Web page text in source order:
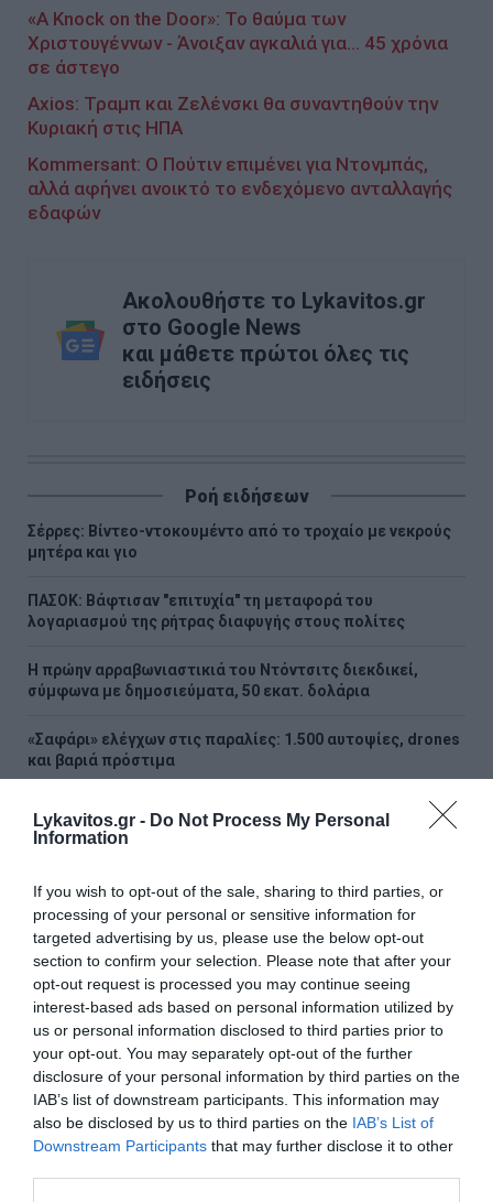
Lykavitos.gr - Do Not Process My Personal
Information
If you wish to opt-out of the sale, sharing to third parties, or
processing of your personal or sensitive information for
targeted advertising by us, please use the below opt-out
section to confirm your selection. Please note that after your
opt-out request is processed you may continue seeing
interest-based ads based on personal information utilized by
us or personal information disclosed to third parties prior to
your opt-out. You may separately opt-out of the further
disclosure of your personal information by third parties on the
IAB’s list of downstream participants. This information may
also be disclosed by us to third parties on the IAB’s List of
Downstream Participants that may further disclose it to other
«A Knock on the Door»: To θαύμα των
Χριστουγέννων - Άνοιξαν αγκαλιά για... 45 χρόνια
σε άστεγο
Axios: Τραμπ και Ζελένσκι θα συναντηθούν την
Κυριακή στις ΗΠΑ
Kommersant: Ο Πούτιν επιμένει για Ντονμπάς,
αλλά αφήνει ανοικτό το ενδεχόμενο ανταλλαγής
εδαφών
Ακολουθήστε το Lykavitos.gr
στο Google News
και μάθετε πρώτοι όλες τις
ειδήσεις
Ροή ειδήσεων
Σέρρες: Βίντεο-ντοκουμέντο από το τροχαίο με νεκρούς
μητέρα και γιο
ΠΑΣΟΚ: Βάφτισαν "επιτυχία" τη μεταφορά του
λογαριασμού της ρήτρας διαφυγής στους πολίτες
Η πρώην αρραβωνιαστικιά του Ντόντσιτς διεκδικεί,
σύμφωνα με δημοσιεύματα, 50 εκατ. δολάρια
«Σαφάρι» ελέγχων στις παραλίες: 1.500 αυτοψίες, drones
και βαριά πρόστιμα
παραμένουν ανολοκλήρωτα – Δεν υπάρχουν άλλα
Ακραία ζέστη στη Μεσόγειο – Τουρίστες αλλάζουν τα
σχέδια των διακοπών τους
Ανδριανός: Άμεσα οι αποζημιώσεις για τους
πυρόπληκτους αγρότες
Μανιάτης: 140 παρεμβάσεις, 850 τροπολογίες και
ερωτήσεις στον απολογισμό του δεύτερου έτους στο
Ευρωκοινοβούλιο
Ο δρόμος προς το 2027 και η κρίση αξιοπιστίας της
αντιπολίτευσης